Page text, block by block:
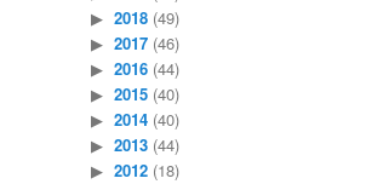
2018 (49)
2017 (46)
2016 (44)
2015 (40)
2014 (40)
2013 (44)
2012 (18)